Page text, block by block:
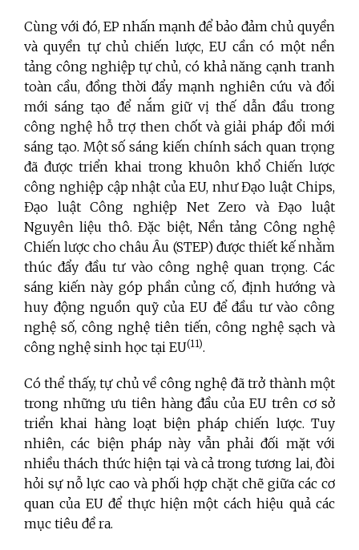
Cùng với đó, EP nhấn mạnh để bảo đảm chủ quyền
và quyền tự chủ chiến lược, EU cần có một nền
tảng công nghiệp tự chủ, có khả năng cạnh tranh
toàn cầu, đồng thời đẩy mạnh nghiên cứu và đổi
mới sáng tạo để nắm giữ vị thế dẫn đầu trong
công nghệ hỗ trợ then chốt và giải pháp đổi mới
sáng tạo. Một số sáng kiến chính sách quan trọng
đã được triển khai trong khuôn khổ Chiến lược
công nghiệp cập nhật của EU, như Đạo luật Chips,
Đạo luật Công nghiệp Net Zero và Đạo luật
Nguyên liệu thô. Đặc biệt, Nền tảng Công nghệ
Chiến lược cho châu Âu (STEP) được thiết kế nhằm
thúc đẩy đầu tư vào công nghệ quan trọng. Các
sáng kiến này góp phần củng cố, định hướng và
huy động nguồn quỹ của EU để đầu tư vào công
nghệ số, công nghệ tiên tiến, công nghệ sạch và
công nghệ sinh học tại EU(11).
Có thể thấy, tự chủ về công nghệ đã trở thành một
trong những ưu tiên hàng đầu của EU trên cơ sở
triển khai hàng loạt biện pháp chiến lược. Tuy
nhiên, các biện pháp này vẫn phải đối mặt với
nhiều thách thức hiện tại và cả trong tương lai, đòi
hỏi sự nỗ lực cao và phối hợp chặt chẽ giữa các cơ
quan của EU để thực hiện một cách hiệu quả các
mục tiêu đề ra.